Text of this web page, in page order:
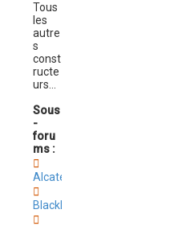
Tous
les
autre
s
const
ructe
urs...
Sous
-
foru
ms :
Alcatel
BlackBerry